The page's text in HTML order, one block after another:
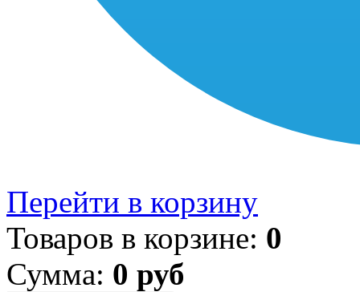
Перейти в корзину
Товаров в корзине: 0
Сумма: 0 руб